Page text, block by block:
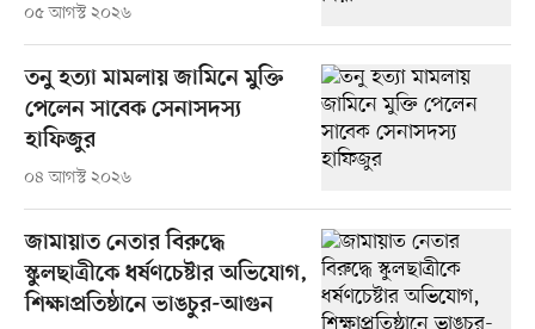
০৫ আগস্ট ২০২৬
তনু হত্যা মামলায় জামিনে মুক্তি
পেলেন সাবেক সেনাসদস্য
হাফিজুর
০৪ আগস্ট ২০২৬
জামায়াত নেতার বিরুদ্ধে
স্কুলছাত্রীকে ধর্ষণচেষ্টার অভিযোগ,
শিক্ষাপ্রতিষ্ঠানে ভাঙচুর-আগুন